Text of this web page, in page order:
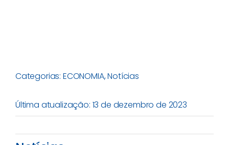
Categorias: ECONOMIA,Notícias
Última atualização: 13 de dezembro de 2023